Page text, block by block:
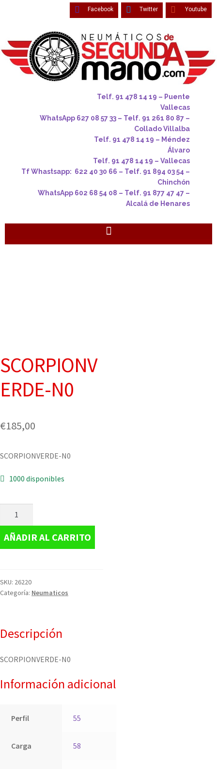
Facebook Twitter Youtube
Telf. 91 478 14 19 – Puente
Vallecas
WhatsApp 627 08 57 33 – Telf. 91 261 80 87 –
Collado Villalba
Telf. 91 478 14 19 – Méndez
Álvaro
Telf. 91 478 14 19 – Vallecas
Tf Whastsapp: 622 40 30 66 – Telf. 91 894 03 54 –
Chinchón
WhatsApp 602 68 54 08 – Telf. 91 877 47 47 –
Alcalá de Henares
SCORPIONV
ERDE-N0
€185,00
SCORPIONVERDE-N0
1000 disponibles
AÑADIR AL CARRITO
SKU: 26220
Categoría: Neumaticos
Descripción
SCORPIONVERDE-N0
Información adicional
Perfil 55
Carga 58